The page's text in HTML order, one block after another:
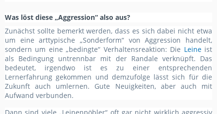
Was löst diese „Aggression“ also aus?
Zunächst sollte bemerkt werden, dass es sich dabei nicht etwa
um eine arttypische „Sonderform“ von Aggression handelt,
sondern um eine „bedingte“ Verhaltensreaktion: Die Leine ist
als Bedingung untrennbar mit der Randale verknüpft. Das
bedeutet, irgendwo ist es zu einer entsprechenden
Lernerfahrung gekommen und demzufolge lässt sich für die
Zukunft auch umlernen. Gute Neuigkeiten, aber auch mit
Aufwand verbunden.